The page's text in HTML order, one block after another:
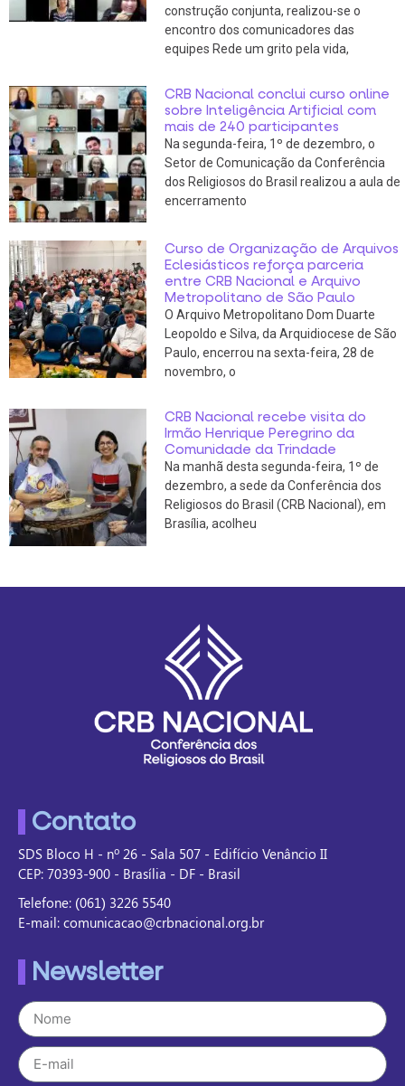
construção conjunta, realizou-se o
encontro dos comunicadores das
equipes Rede um grito pela vida,
CRB Nacional conclui curso online
sobre Inteligência Artificial com
mais de 240 participantes
Na segunda-feira, 1º de dezembro, o
Setor de Comunicação da Conferência
dos Religiosos do Brasil realizou a aula de
encerramento
Curso de Organização de Arquivos
Eclesiásticos reforça parceria
entre CRB Nacional e Arquivo
Metropolitano de São Paulo
O Arquivo Metropolitano Dom Duarte
Leopoldo e Silva, da Arquidiocese de São
Paulo, encerrou na sexta-feira, 28 de
novembro, o
CRB Nacional recebe visita do
Irmão Henrique Peregrino da
Comunidade da Trindade
Na manhã desta segunda-feira, 1º de
dezembro, a sede da Conferência dos
Religiosos do Brasil (CRB Nacional), em
Brasília, acolheu
Contato
SDS Bloco H - nº 26 - Sala 507 - Edifício Venâncio II
CEP: 70393-900 - Brasília - DF - Brasil
Telefone: (061) 3226 5540
E-mail: comunicacao@crbnacional.org.br
Newsletter